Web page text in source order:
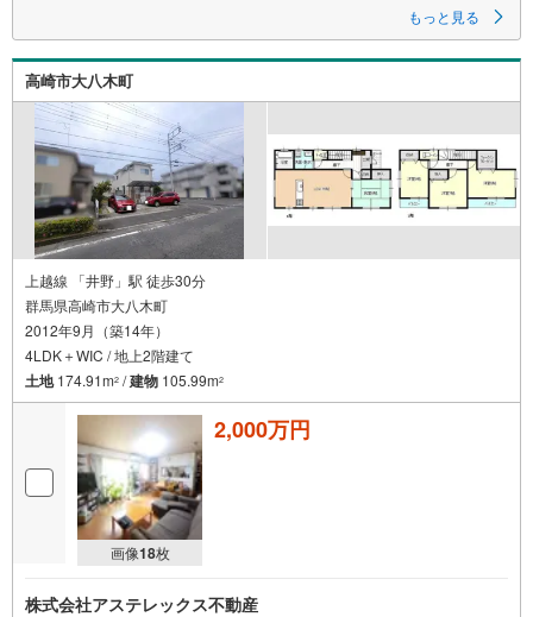
住宅地につき静かな環境です！
＜SAZAIEが選ばれる理由＞
〇豊富な事業実績
土地や物件を仲介するだけではなく、グループ会社の強みを生かし
注文住宅やリフォームなど、お客様のご要望にすぐに対応します。
【この物件を検討されている方は】
営業時間:午前10時～午後6時（定休日:水曜日）
この時間帯はお電話でのお問い合わせがスムーズにご案内できます。
お気軽にご連絡ください。
【現地での物件見学をご希望の方は】
（1）［室内・現地を見学する］をクリック
（2）本日～4日以内をご希望の方は［ご要望・ご質問欄］に希望日時をご
記入ください
実際に物件を見て、広さ、明るさ、天井の高さ、物件周辺環境など、ぜひ
ご体験下さい。
もっと見る
高崎市大八木町
上越線 「井野」駅 徒歩30分
群馬県高崎市大八木町
2012年9月（築14年）
4LDK＋WIC / 地上2階建て
土地174.91m2 /建物 105.99m2
画像18枚
2,000万円
株式会社アステレックス不動産